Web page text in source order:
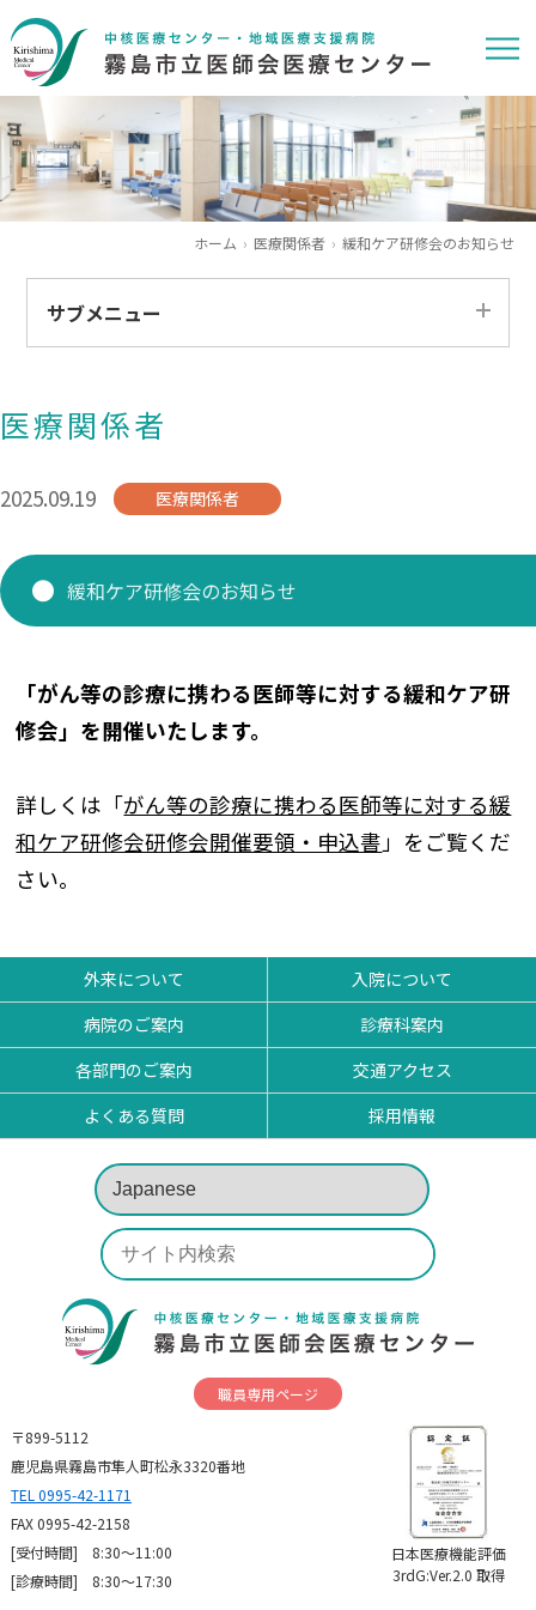
ホーム 医療関係者 緩和ケア研修会のお知らせ
サブメニュー
患者さま
医療関係者
研修医 お知らせ
薬剤部
医療関係者
2025.09.19 医療関係者
緩和ケア研修会のお知らせ
「がん等の診療に携わる医師等に対する緩和ケア研
修会」を開催いたします。
詳しくは「がん等の診療に携わる医師等に対する緩
和ケア研修会研修会開催要領・申込書 」をご覧くだ
さい。
外来について
入院について
病院のご案内
診療科案内
各部門のご案内
交通アクセス
よくある質問
採用情報
職員専用ページ
〒899-5112
鹿児島県霧島市隼人町松永3320番地
TEL 0995-42-1171
FAX 0995-42-2158
[受付時間] 8:30～11:00
[診療時間] 8:30〜17:30
日本医療機能評価
3rdG:Ver.2.0 取得